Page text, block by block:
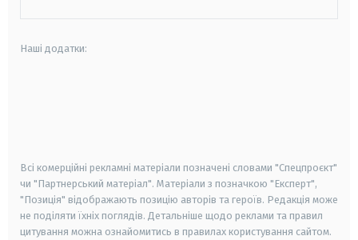
Наші додатки:
Всі комерційні рекламні матеріали позначені словами "Спецпроєкт"
чи "Партнерський матеріал". Матеріали з позначкою "Експерт",
"Позиція" відображають позицію авторів та героїв. Редакція може
не поділяти їхніх поглядів. Детальніше щодо реклами та правил
цитування можна ознайомитись в правилах користування сайтом.